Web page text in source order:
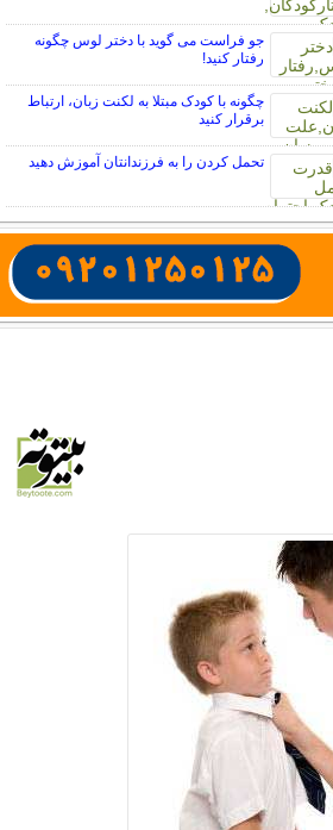
جو فراست می گوید با دختر لوس چگونه
رفتار کنید!
چگونه با کودک مبتلا به لکنت زبان، ارتباط
برقرار کنید
تحمل کردن را به فرزندانتان آموزش دهید